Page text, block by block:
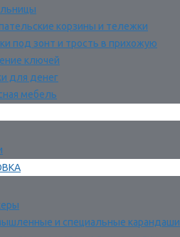
корзины и тележки
под зонт и трость в прихожую
ключей
для денег
мебель
и специальные карандаши